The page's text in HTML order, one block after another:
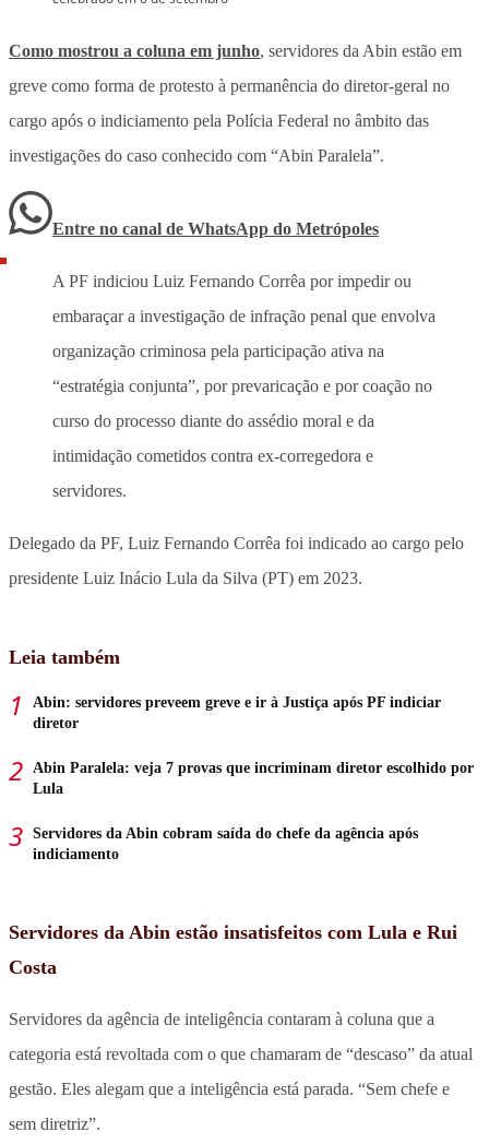
Como mostrou a coluna em junho, servidores da Abin estão em
greve como forma de protesto à permanência do diretor-geral no
cargo após o indiciamento pela Polícia Federal no âmbito das
investigações do caso conhecido com “Abin Paralela”.
Entre no canal de WhatsApp do Metrópoles
A PF indiciou Luiz Fernando Corrêa por impedir ou
embaraçar a investigação de infração penal que envolva
organização criminosa pela participação ativa na
“estratégia conjunta”, por prevaricação e por coação no
curso do processo diante do assédio moral e da
intimidação cometidos contra ex-corregedora e
servidores.
Delegado da PF, Luiz Fernando Corrêa foi indicado ao cargo pelo
presidente Luiz Inácio Lula da Silva (PT) em 2023.
Leia também
Abin: servidores preveem greve e ir à Justiça após PF indiciar
diretor
Abin Paralela: veja 7 provas que incriminam diretor escolhido por
Lula
Servidores da Abin cobram saída do chefe da agência após
indiciamento
Servidores da Abin estão insatisfeitos com Lula e Rui
Costa
Servidores da agência de inteligência contaram à coluna que a
categoria está revoltada com o que chamaram de “descaso” da atual
gestão. Eles alegam que a inteligência está parada. “Sem chefe e
sem diretriz”.